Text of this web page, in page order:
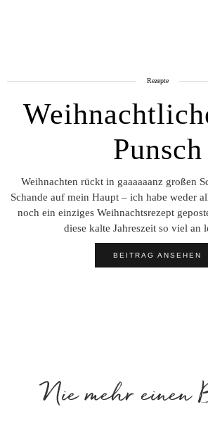
Rezepte
Punsch
Weihnachten rückt in gaaaaaanz großen
Schande auf mein Haupt – ich habe weder
noch ein einziges Weihnachtsrezept
diese kalte Jahreszeit so viel an
BEITRAG ANSEHEN
Nie mehr einen